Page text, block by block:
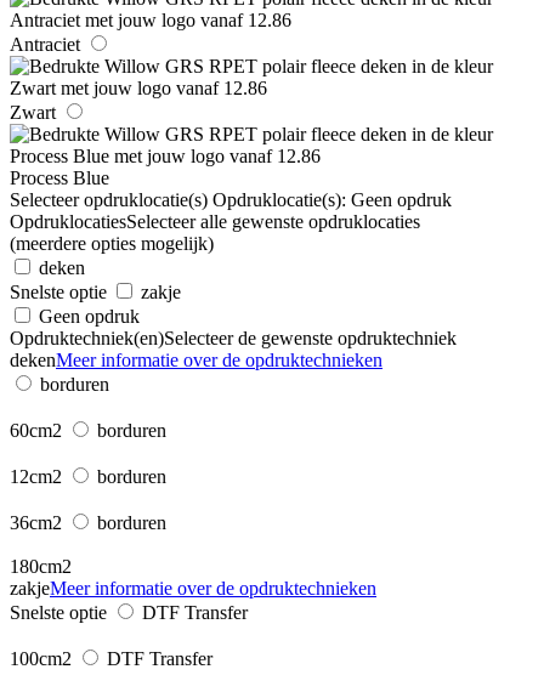
Antraciet
Zwart
Process Blue
Selecteer opdruklocatie(s) Opdruklocatie(s): Geen opdruk
OpdruklocatiesSelecteer alle gewenste opdruklocaties
(meerdere opties mogelijk)
deken
Snelste optie
zakje
Geen opdruk
Opdruktechniek(en)Selecteer de gewenste opdruktechniek
dekenMeer informatie over de opdruktechnieken
borduren
60cm2 borduren
12cm2 borduren
36cm2 borduren
180cm2
zakjeMeer informatie over de opdruktechnieken
Snelste optie
DTF Transfer
100cm2 DTF Transfer